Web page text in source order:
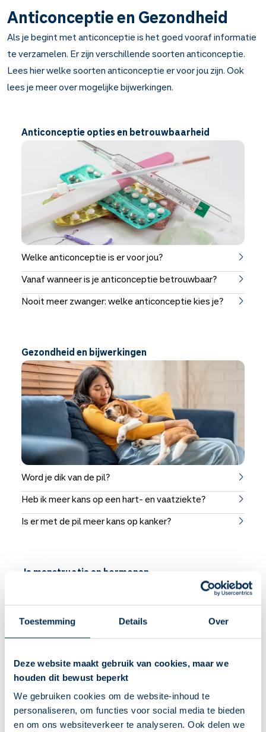
Toestemming Details Over
Deze website maakt gebruik van cookies, maar we
houden dit bewust beperkt
We gebruiken cookies om de website-inhoud te
personaliseren, om functies voor social media te bieden
en om ons websiteverkeer te analyseren. Ook delen we
Anticonceptie en Gezondheid
Als je begint met anticonceptie is het goed vooraf informatie
te verzamelen. Er zijnverschillende soorten anticonceptie.
Lees hier welke soorten anticonceptie er voor jou zijn. Ook
lees je meer over mogelijke bijwerkingen.
Anticonceptie opties en betrouwbaarheid
Welke anticonceptie is er voor jou?
Vanaf wanneer is je anticonceptie betrouwbaar?
Nooit meer zwanger: welke anticonceptie kies je?
Gezondheid en bijwerkingen
Word je dik van de pil?
Heb ik meer kans op een hart- en vaatziekte?
Is er met de pil meer kans op kanker?
Je menstruatie en hormonen
Hoe je menstruatie uitstellen?
Waarom hoofdpijn tijdens de stopweek?